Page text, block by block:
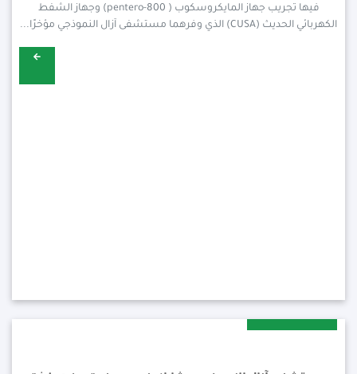
فيها تجريب جهاز المايكروسكوب ( pentero-800) وجهاز الشفط
الكهربائي الحديث (CUSA) الذي وفرهما مستشفى آزال النموذجي مؤخرًا...
2024-03-Dec